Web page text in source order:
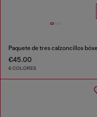
€45.00
6 COLORES